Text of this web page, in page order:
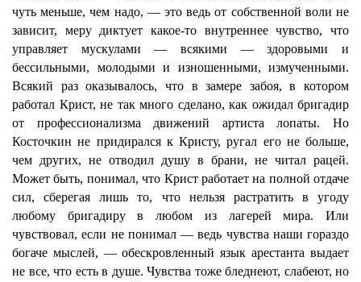
чуть меньше, чем надо, — это ведь от собственной воли не
зависит, меру диктует какое-то внутреннее чувство, что
управляет мускулами — всякими — здоровыми и
бессильными, молодыми и изношенными, измученными.
Всякий раз оказывалось, что в замере забоя, в котором
работал Крист, не так много сделано, как ожидал бригадир
от профессионализма движений артиста лопаты. Но
Косточкин не придирался к Кристу, ругал его не больше,
чем других, не отводил душу в брани, не читал рацей.
Может быть, понимал, что Крист работает на полной отдаче
сил, сберегая лишь то, что нельзя растратить в угоду
любому бригадиру в любом из лагерей мира. Или
чувствовал, если не понимал — ведь чувства наши гораздо
богаче мыслей, — обескровленный язык арестанта выдает
не все, что есть в душе. Чувства тоже бледнеют, слабеют, но